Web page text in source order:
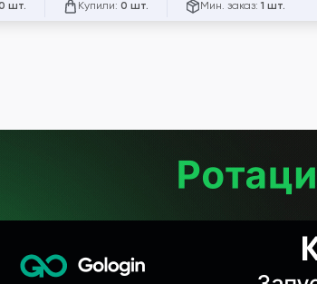
шт. Купили: 0 шт. Мин. заказ: 1 шт.